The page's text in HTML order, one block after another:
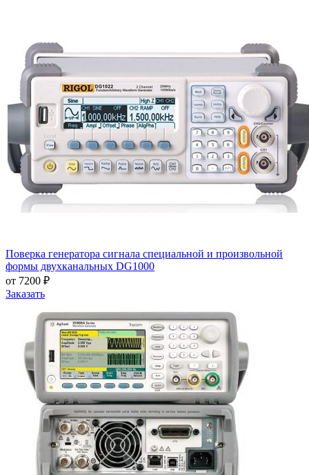
Поверка генератора сигнала специальной и произвольной
формы двухканальных DG1000
от 7200 ₽
Заказать